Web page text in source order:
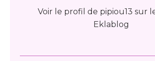
Voir le profil de pipiou13 sur
Eklablog